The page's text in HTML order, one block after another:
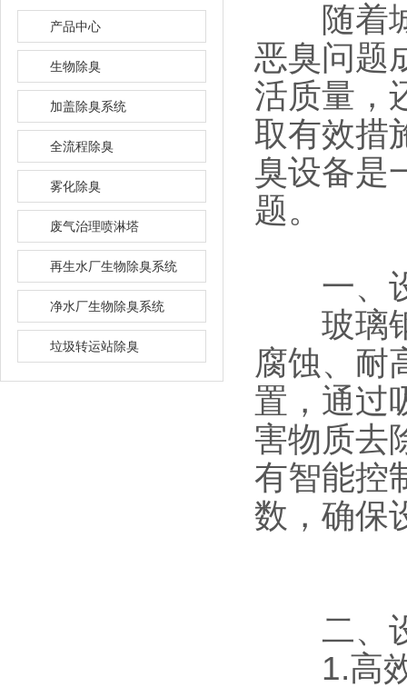
产品中心
生物除臭
加盖除臭系统
全流程除臭
雾化除臭
废气治理喷淋塔
再生水厂生物除臭系统
净水厂生物除臭系统
垃圾转运站除臭
随着城
恶臭问题
活质量，
取有效措
臭设备是
题。
一、设
玻璃钢
腐蚀、耐
置，通过
害物质去
有智能控
数，确保
二、设
1.高效